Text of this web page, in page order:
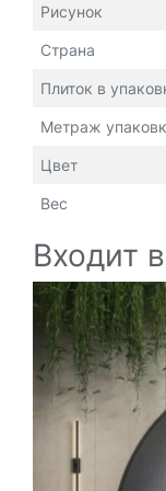
Рисунок
Страна
Плиток в
Метраж
Цвет
Вес
Входит